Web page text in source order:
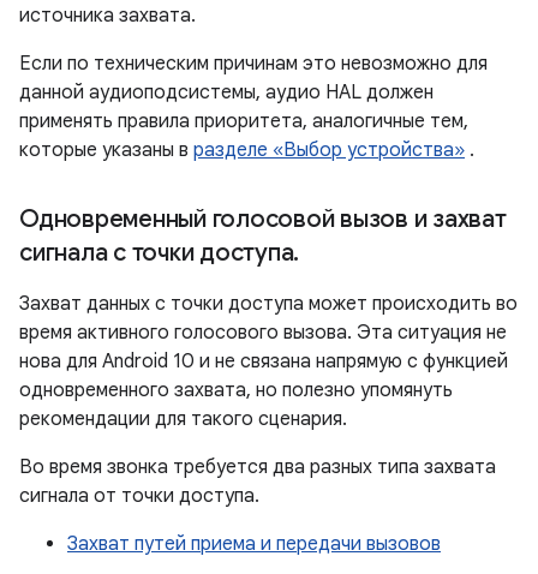
источника захвата.
Если по техническим причинам это невозможно для
данной аудиоподсистемы, аудио HAL должен
применять правила приоритета, аналогичные тем,
которые указаны в разделе «Выбор устройства» .
Одновременный голосовой вызов и захват
сигнала с точки доступа.
Захват данных с точки доступа может происходить во
время активного голосового вызова. Эта ситуация не
нова для Android 10 и не связана напрямую с функцией
одновременного захвата, но полезно упомянуть
рекомендации для такого сценария.
Во время звонка требуется два разных типа захвата
сигнала от точки доступа.
Захват путей приема и передачи вызовов